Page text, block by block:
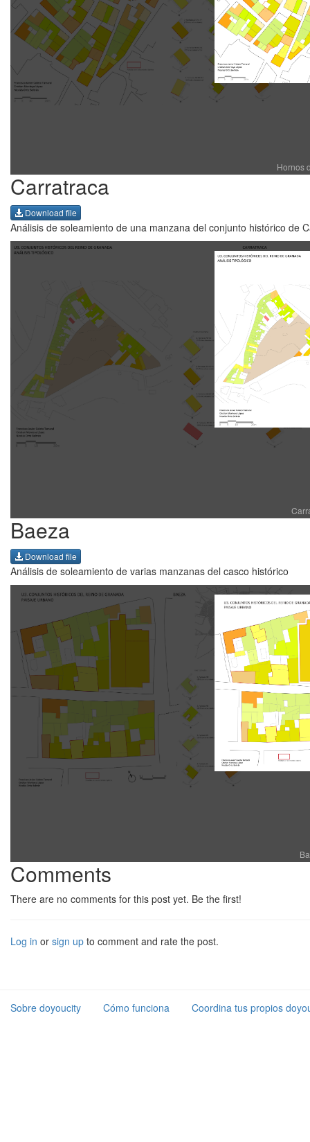
Hornos
Carratraca
Download file
Análisis de soleamiento de una manzana del conjunto histórico de
Baeza
Download file
Análisis de soleamiento de varias manzanas del casco histórico
Comments
There are no comments for this post yet. Be the first!
Log in or sign up to comment and rate the post.
Sobre doyoucity Cómo funciona Coordina tus propios